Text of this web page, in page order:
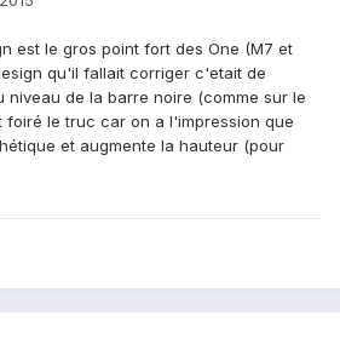
est le gros point fort des One (M7 et
qu'il fallait corriger c'etait de
niveau de la barre noire (comme sur le
foiré le truc car on a l'impression que
et augmente la hauteur (pour